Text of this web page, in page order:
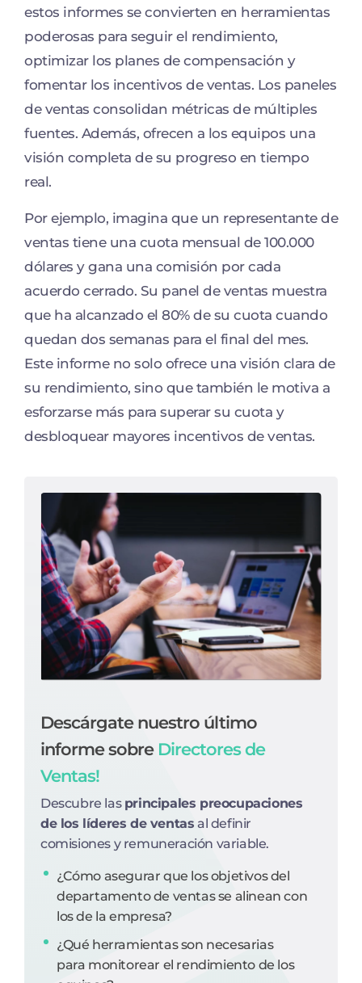
estos informes se convierten en herramientas
poderosas para seguir el rendimiento,
optimizar los planes de compensación y
fomentar los incentivos de ventas. Los paneles
de ventas consolidan métricas de múltiples
fuentes. Además, ofrecen a los equipos una
visión completa de su progreso en tiempo
real.
Por ejemplo, imagina que un representante de
ventas tiene una cuota mensual de 100.000
dólares y gana una comisión por cada
acuerdo cerrado. Su panel de ventas muestra
que ha alcanzado el 80% de su cuota cuando
quedan dos semanas para el final del mes.
Este informe no solo ofrece una visión clara de
su rendimiento, sino que también le motiva a
esforzarse más para superar su cuota y
desbloquear mayores incentivos de ventas.
Descárgate nuestro último
informe sobre Directores de
Ventas!
Descubre las principales preocupaciones
de los líderes de ventas al definir
comisiones y remuneración variable.
¿Cómo asegurar que los objetivos del
departamento de ventas se alinean con
los de la empresa?
¿Qué herramientas son necesarias
para monitorear el rendimiento de los